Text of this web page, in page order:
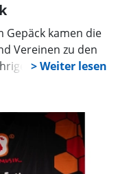
Gepäck kamen die
Vereinen zu den
Brunnenfest
beginnen.